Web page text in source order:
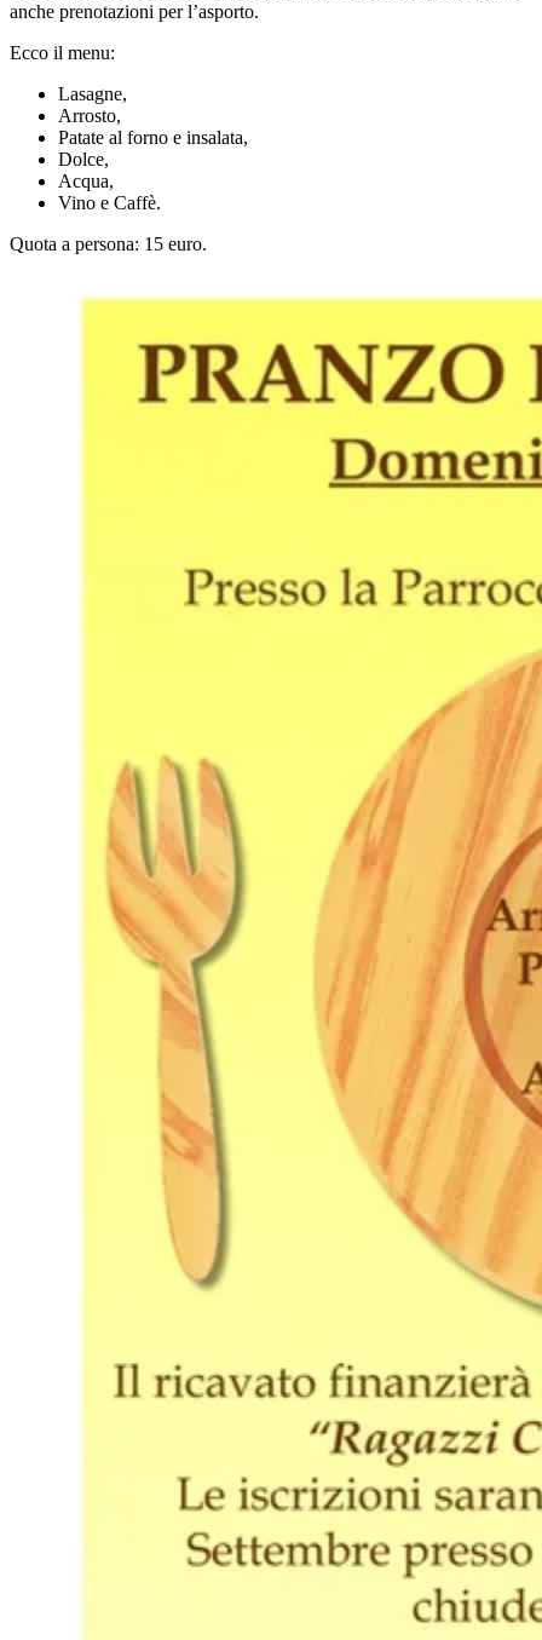
anche prenotazioni per l’asporto.
Ecco il menu:
Lasagne,
Arrosto,
Patate al forno e insalata,
Dolce,
Acqua,
Vino e Caffè.
Quota a persona: 15 euro.